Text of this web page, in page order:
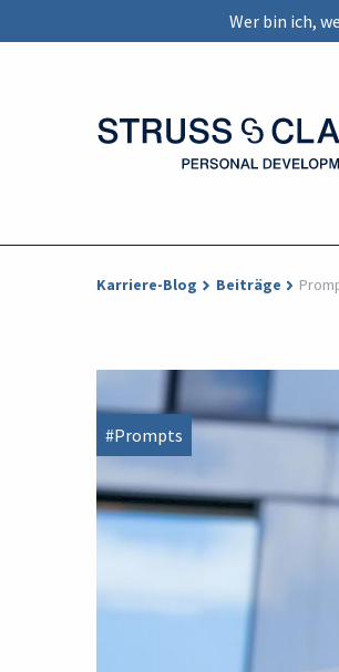
Wer bin ich,
Karriere-Blog Beiträge
#Prompts